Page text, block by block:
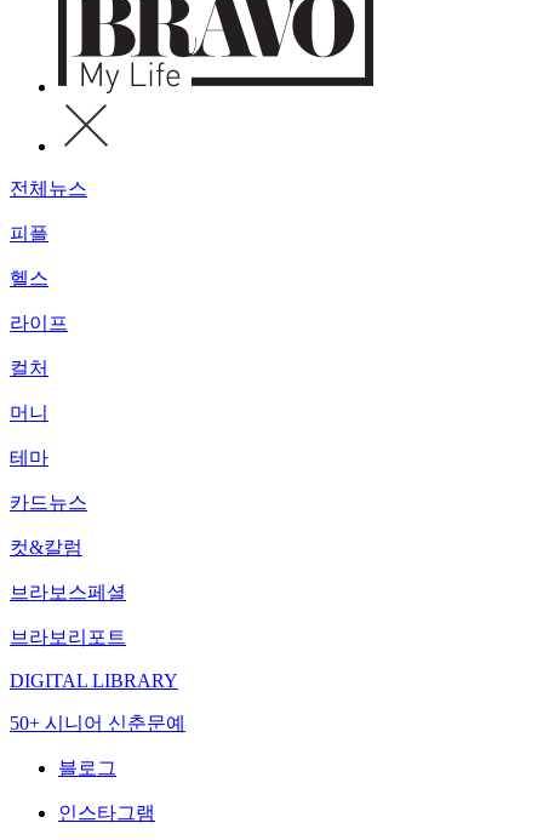
전체뉴스
피플
헬스
라이프
컬처
머니
테마
카드뉴스
컷&칼럼
브라보스페셜
브라보리포트
DIGITAL LIBRARY
50+ 시니어 신춘문예
블로그
인스타그램